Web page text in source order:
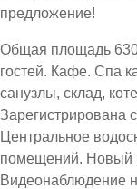
предложение!
Общая площадь
гостей. Кафе. Спа
санузлы, склад,
Зарегистрирована
Центральное
помещений. Новый
Видеонаблюдение